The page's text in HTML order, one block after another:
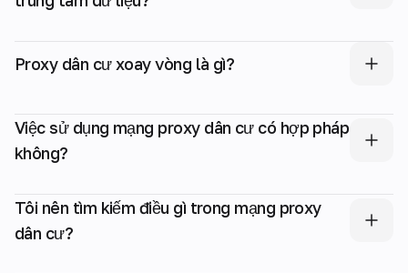
Proxy dân cư xoay vòng là gì?
Việc sử dụng mạng proxy dân cư có hợp pháp
không?
Tôi nên tìm kiếm điều gì trong mạng proxy
dân cư?